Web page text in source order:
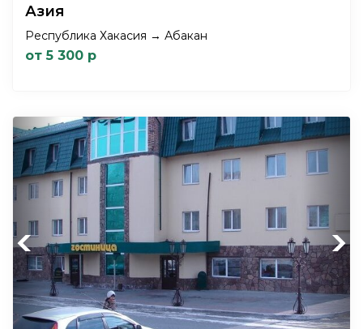
Азия
Республика Хакасия → Абакан
от 5 300 р
Previous Next